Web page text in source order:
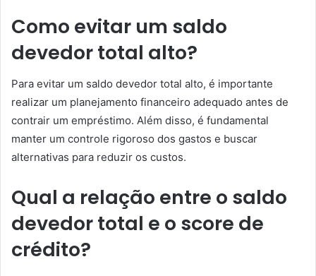
Como evitar um saldo
devedor total alto?
Para evitar um saldo devedor total alto, é importante
realizar um planejamento financeiro adequado antes de
contrair um empréstimo. Além disso, é fundamental
manter um controle rigoroso dos gastos e buscar
alternativas para reduzir os custos.
Qual a relação entre o saldo
devedor total e o score de
crédito?